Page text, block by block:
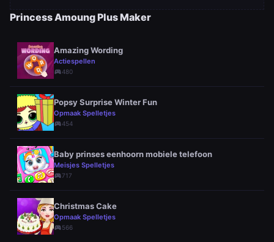
Princess Amoung Plus Maker
Amazing Wording
Actiespellen
sports_esports480
Popsy Surprise Winter Fun
Opmaak Spelletjes
sports_esports454
Baby prinses eenhoorn mobiele telefoon
Meisjes Spelletjes
sports_esports717
Christmas Cake
Opmaak Spelletjes
sports_esports566